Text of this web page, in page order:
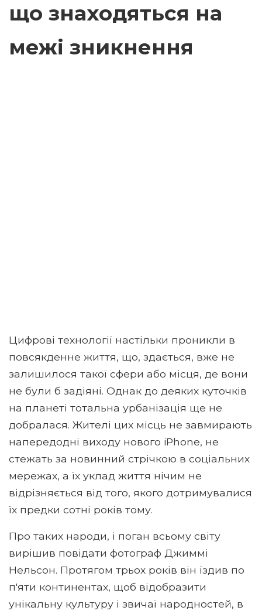
що знаходяться на
межі зникнення
Цифрові технології настільки проникли в
повсякденне життя, що, здається, вже не
залишилося такої сфери або місця, де вони
не були б задіяні. Однак до деяких куточків
на планеті тотальна урбанізація ще не
добралася. Жителі цих місць не завмирають
напередодні виходу нового iPhone, не
стежать за новинний стрічкою в соціальних
мережах, а їх уклад життя нічим не
відрізняється від того, якого дотримувалися
їх предки сотні років тому.
Про таких народи, і поган всьому світу
вирішив повідати фотограф Джиммі
Нельсон. Протягом трьох років він їздив по
п'яти континентах, щоб відобразити
унікальну культуру і звичаї народностей, в